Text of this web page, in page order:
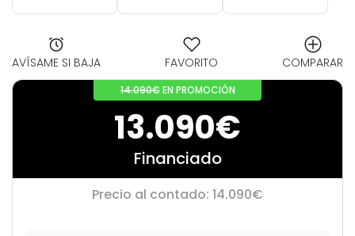
AVÍSAME SI BAJA FAVORITO COMPARAR
14.090€EN PROMOCIÓN
13.090€
Financiado
Precio al contado: 14.090€